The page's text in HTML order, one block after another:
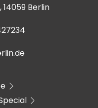
Berlin